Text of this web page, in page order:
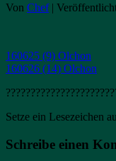
Von Chef |
160625 (9) Olchon
160626 (14) Olchon
Setze ein Lesezeichen
Schreibe einen